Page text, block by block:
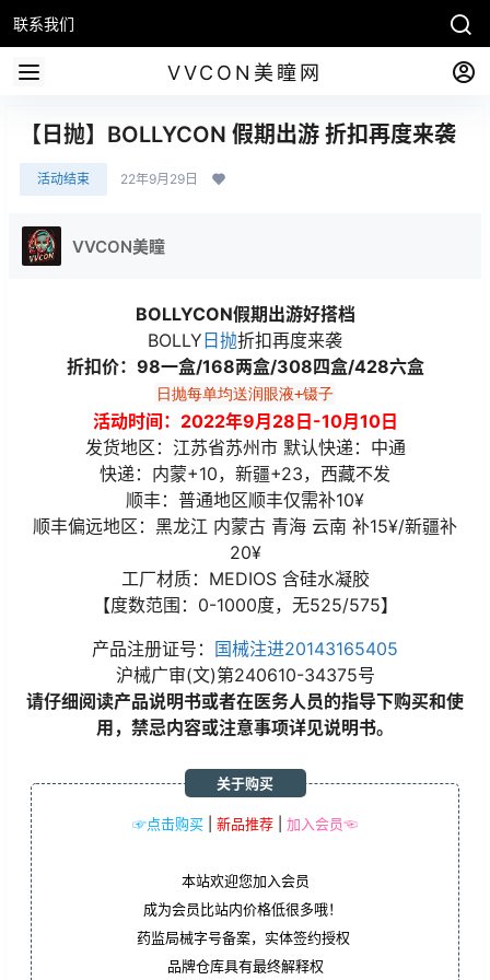
联系我们
VVCON美瞳网
【日抛】BOLLYCON 假期出游 折扣再度来袭
活动结束 22年9月29日
VVCON美瞳
BOLLYCON假期出游好搭档
BOLLY 日抛折扣再度来袭
折扣价：98一盒/168两盒/308四盒/428六盒
日抛每单均送润眼液+镊子
活动时间：2022年9月28日-10月10日
发货地区：江苏省苏州市 默认快递：中通
快递：内蒙+10，新疆+23，西藏不发
顺丰：普通地区顺丰仅需补10¥
顺丰偏远地区：黑龙江 内蒙古 青海 云南 补15¥/新疆补
20¥
工厂材质：MEDIOS 含硅水凝胶
【度数范围：0-1000度，无525/575】
产品注册证号： 国械注进20143165405
沪械广审(文)第240610-34375号
请仔细阅读产品说明书或者在医务人员的指导下购买和使
用，禁忌内容或注意事项详见说明书。
☞点击购买 新品推荐 加入会员☜
关于购买
本站欢迎您加入会员
成为会员比站内价格低很多哦！
药监局械字号备案，实体签约授权
品牌仓库具有最终解释权